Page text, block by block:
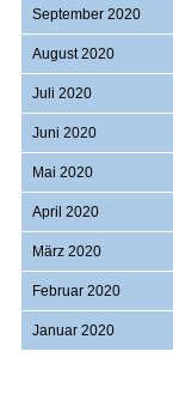
September 2020
August 2020
Juli 2020
Juni 2020
Mai 2020
April 2020
März 2020
Februar 2020
Januar 2020